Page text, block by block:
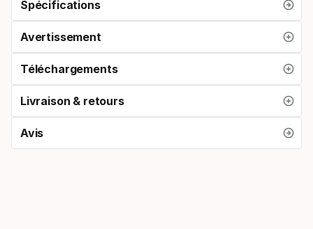
Spécifications
Avertissement
Téléchargements
Livraison & retours
Avis